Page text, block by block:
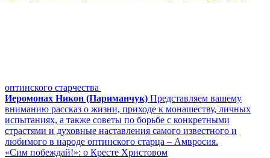
оптинского старчества
Иеромонах Никон (Париманчук) Представляем вашему
вниманию рассказ о жизни, приходе к монашеству, личных
испытаниях, а также советы по борьбе с конкретными
страстями и духовные наставления самого известного и
любимого в народе оптинского старца – Амвросия.
«Сим побеждай!»: о Кресте Христовом